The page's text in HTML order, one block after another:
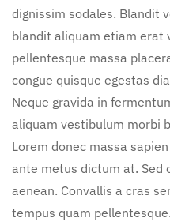
dignissim sodales. Blandit
blandit aliquam etiam erat
pellentesque massa
congue quisque egestas
Neque gravida in
aliquam vestibulum morbi
Lorem donec massa
ante metus dictum at. Sed
aenean. Convallis a cras
tempus quam pellentesque.